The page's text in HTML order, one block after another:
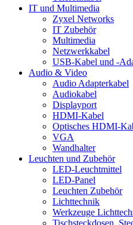
IT und Multimedia
Zyxel Networks
IT Zubehör
Multimedia
Netzwerkkabel
USB-Kabel und -
Audio & Video
Audio Adapterkabel
Audiokabel
Displayport
HDMI-Kabel
Optisches HDMI-
VGA
Wandhalter
Leuchten und Zubehör
LED-Leuchtmittel
LED-Panel
Leuchten Zubehör
Lichttechnik
Werkzeuge
Tischsteckdosen,